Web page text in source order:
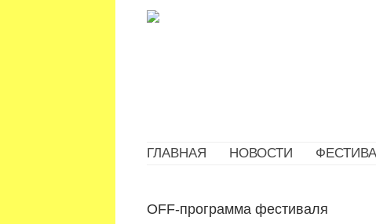
ГЛАВНАЯ НОВОСТИ
OFF-программа фестиваля